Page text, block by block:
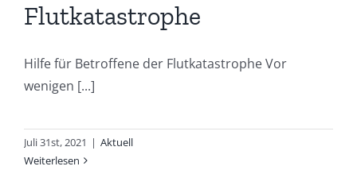
Flutkatastrophe
Hilfe für Betroffene der Flutkatastrophe Vor
wenigen [...]
Juli 31st, 2021 | Aktuell
Weiterlesen